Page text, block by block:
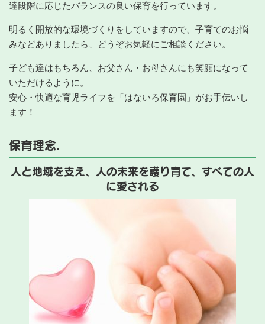
達段階に応じたバランスの良い保育を行っています。
明るく開放的な環境づくりをしていますので、子育てのお悩
みなどありましたら、どうぞお気軽にご相談ください。
子ども達はもちろん、お父さん・お母さんにも笑顔になって
いただけるように。
安心・快適な育児ライフを「はないろ保育園」がお手伝いし
ます！
保育理念.
人と地域を支え、人の未来を護り育て、すべての人
に愛される